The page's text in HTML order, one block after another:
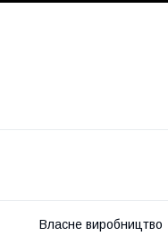
Власне виробництво